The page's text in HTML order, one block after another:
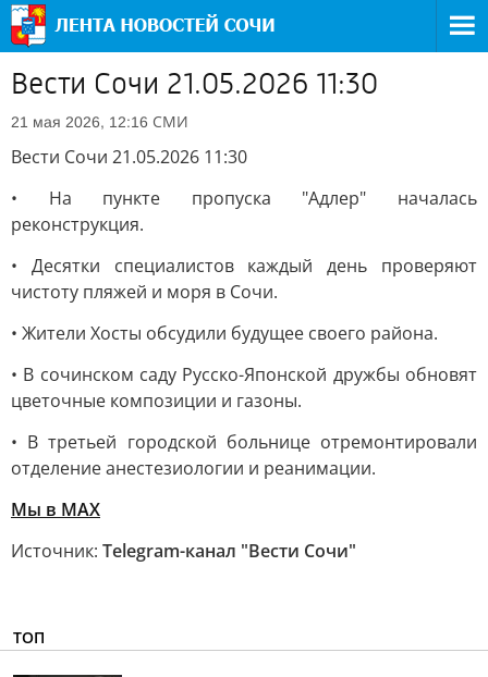
Вести Сочи 21.05.2026 11:30
21 мая 2026, 12:16 СМИ
Вести Сочи 21.05.2026 11:30
• На пункте пропуска "Адлер" началась
реконструкция.
• Десятки специалистов каждый день проверяют
чистоту пляжей и моря в Сочи.
• Жители Хосты обсудили будущее своего района.
• В сочинском саду Русско-Японской дружбы обновят
цветочные композиции и газоны.
• В третьей городской больнице отремонтировали
отделение анестезиологии и реанимации.
Мы в MAX
Источник: Telegram-канал "Вести Сочи"
ТОП